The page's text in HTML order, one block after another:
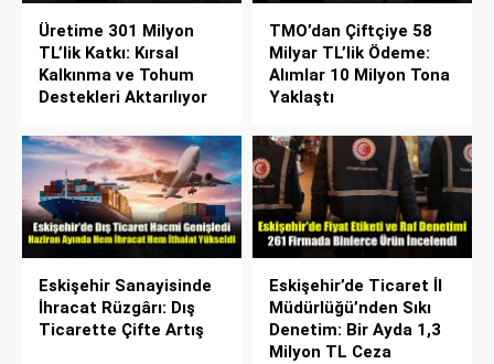
Üretime 301 Milyon
TL’lik Katkı: Kırsal
Kalkınma ve Tohum
Destekleri Aktarılıyor
TMO’dan Çiftçiye 58
Milyar TL’lik Ödeme:
Alımlar 10 Milyon Tona
Yaklaştı
Eskişehir Sanayisinde
İhracat Rüzgârı: Dış
Ticarette Çifte Artış
Eskişehir’de Ticaret İl
Müdürlüğü’nden Sıkı
Denetim: Bir Ayda 1,3
Milyon TL Ceza